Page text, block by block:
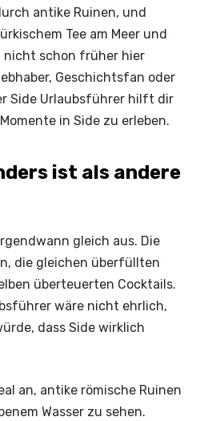
antike Ruinen, und
Tee am Meer und
schon früher hier
Geschichtsfan oder
Side Urlaubsführer hilft dir
in Side zu erleben.
ist als andere
gleich aus. Die
die gleichen überfüllten
überteuerten Cocktails.
wäre nicht ehrlich,
dass Side wirklich
an, antike römische Ruinen
Wasser zu sehen.